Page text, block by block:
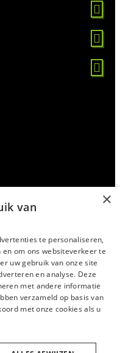
×
van
te personaliseren,
om ons websiteverkeer te
uw gebruik van onze site
en analyse. Deze
met andere informatie
verzameld op basis van
met onze cookies als u